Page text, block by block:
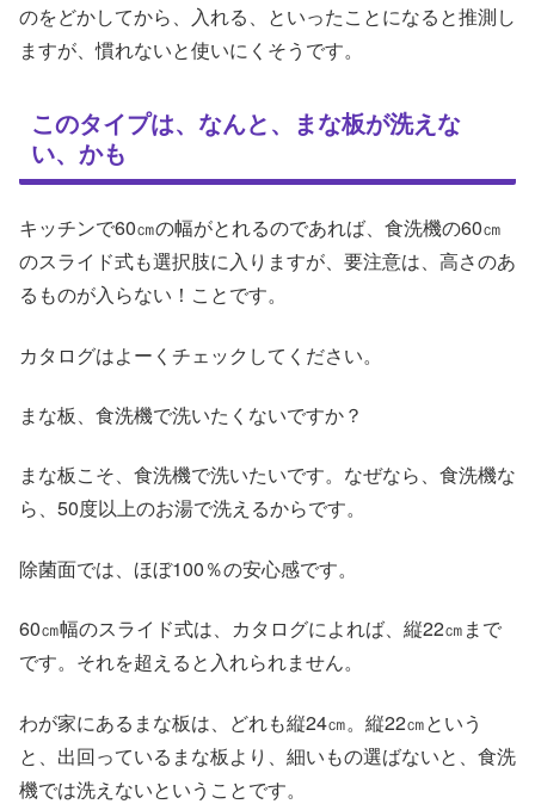
のをどかしてから、入れる、といったことになると推測し
ますが、慣れないと使いにくそうです。
このタイプは、なんと、まな板が洗えな
い、かも
キッチンで60㎝の幅がとれるのであれば、食洗機の60㎝
のスライド式も選択肢に入りますが、要注意は、高さのあ
るものが入らない！ことです。
カタログはよーくチェックしてください。
まな板、食洗機で洗いたくないですか？
まな板こそ、食洗機で洗いたいです。なぜなら、食洗機な
ら、50度以上のお湯で洗えるからです。
除菌面では、ほぼ100％の安心感です。
60㎝幅のスライド式は、カタログによれば、縦22㎝まで
です。それを超えると入れられません。
わが家にあるまな板は、どれも縦24㎝。縦22㎝という
と、出回っているまな板より、細いもの選ばないと、食洗
機では洗えないということです。